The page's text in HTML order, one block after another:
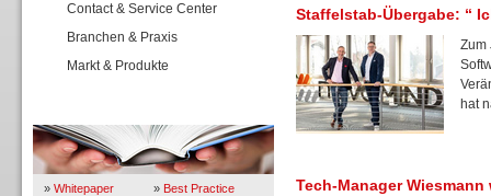
Contact & Service Center
Branchen & Praxis
Markt & Produkte
» Whitepaper » Best Practice
Staffelstab-Übergabe: “
Zum
hat
Tech-Manager